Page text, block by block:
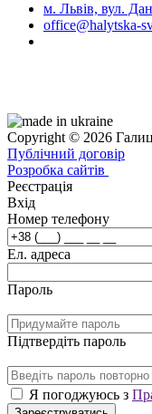
м. Львів, вул.
office@halytska-
Copyright © 2026
Публічний договір
Розробка сайтів
Реєстрація
Вхід
Номер телефону
Ел. адреса
Пароль
Підтвердіть пароль
Я погоджуюсь з